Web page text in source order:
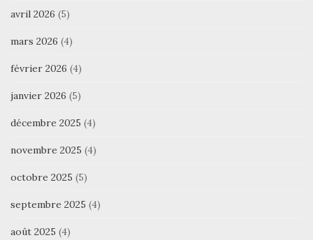
avril 2026 (5)
mars 2026 (4)
février 2026 (4)
janvier 2026 (5)
décembre 2025 (4)
novembre 2025 (4)
octobre 2025 (5)
septembre 2025 (4)
août 2025 (4)